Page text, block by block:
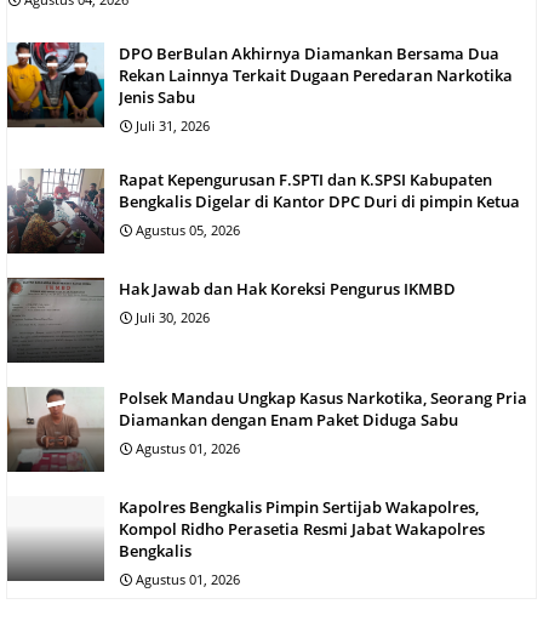
DPO BerBulan Akhirnya Diamankan Bersama Dua
Rekan Lainnya Terkait Dugaan Peredaran Narkotika
Jenis Sabu
Juli 31, 2026
Rapat Kepengurusan F.SPTI dan K.SPSI Kabupaten
Bengkalis Digelar di Kantor DPC Duri di pimpin Ketua
Agustus 05, 2026
Hak Jawab dan Hak Koreksi Pengurus IKMBD
Juli 30, 2026
Polsek Mandau Ungkap Kasus Narkotika, Seorang Pria
Diamankan dengan Enam Paket Diduga Sabu
Agustus 01, 2026
Kapolres Bengkalis Pimpin Sertijab Wakapolres,
Kompol Ridho Perasetia Resmi Jabat Wakapolres
Bengkalis
Agustus 01, 2026